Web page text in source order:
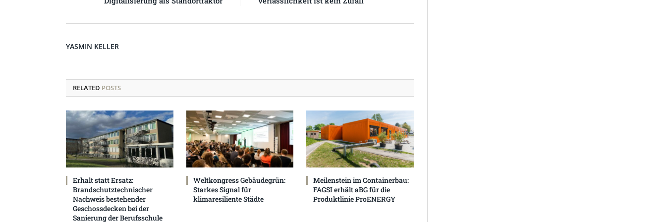
YASMIN KELLER
RELATED POSTS
Erhalt statt Ersatz:
Brandschutztechnischer
Nachweis bestehender
Geschossdecken bei der
Sanierung der Berufsschule
Weltkongress Gebäudegrün:
Starkes Signal für
klimaresiliente Städte
Meilenstein im Containerbau:
FAGSI erhält aBG für die
Produktlinie ProENERGY